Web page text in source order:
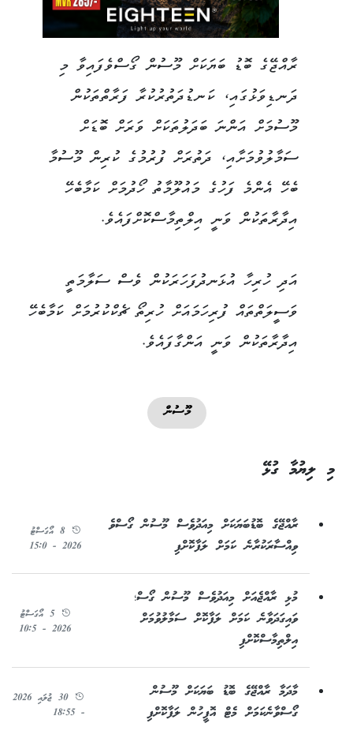
ރާއްޖޭގެ ބޮޑު ބަޔަކަށް މޫސުން ގޯސްވެފައިވާ މި
ދަނޑިވަޅުގައި، ކަނޑުދަތުރުކުރާ ފަރާތްތަކުން
މޫސުމަށް އަންނަ ބަދަލުތަކަށް ވަރަށް ބޮޑަށް
ސަމާލުވުމަށާއި، ދަތުރަށް ފުރުމުގެ ކުރިން މޫސުމާ
ބެހޭ އެންމެ ފަހުގެ މައުލޫމާތު ހޯދުމަށް ކަމާބެހޭ
އިދާރާތަކުން ވަނީ އިލްތިމާސްކޮށްފައެވެ.
އަދި ހުރިހާ އުޅަނދުފަހަރަކުން ވެސް ސަލާމަތީ
ވަސީލަތްތައް ފުރިހަމައަށް ހުރިތޯ ޗެކްކުރުމަށް ކަމާބެހޭ
އިދާރާތަކުން ވަނީ އަންގާފައެވެ.
މޫސުން
މި ލިޔުމާ ގުޅޭ
ރާއްޖޭގެ ބޮޑުބަޔަކަށް މިއަދުވެސް މޫސުން ގޯސްވެ
ވިއްސާރަކުރާނެ ކަމަށް ލަފާކޮށްފި
8 އޯގަސްޓު
2026 - 15:0
މުޅި ރާއްޖެއަށް މިއަދުވެސް މޫސުން ގޯސް؛
ވައިގަދަވާނެ ކަމަށް ލަފާކޮށް ސަމާލުވުމަށް
އިލްތިމާސްކޮށްފި
5 އޯގަސްޓު
2026 - 10:5
މާދަމާ ރާއްޖޭގެ ބޮޑު ބަޔަކަށް މޫސުން
ގޯސްވާނެކަމަށް މެޓް އޮފީހުން ލަފާކޮށްފި
30 ޖުލައި 2026
- 18:55